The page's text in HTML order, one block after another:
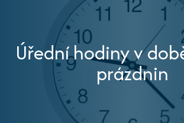
Úřední hodiny v
prázdnin